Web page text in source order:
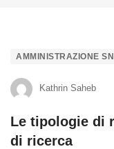
AMMINISTRAZIONE
Kathrin Saheb
Le tipologie di
di ricerca